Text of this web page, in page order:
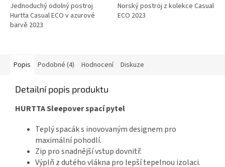
Jednoduchý odolný postroj
Hurtta Casual ECO v azurové
barvě 2023
Norský postroj z kolekce Casual
ECO 2023
Popis Podobné (4) Hodnocení Diskuze
Detailní popis produktu
HURTTA Sleepover spací pytel
Teplý spacák s inovovaným designem pro
maximální pohodlí.
Zip pro snadnější vstup dovnitř.
Výplň z dutého vlákna pro lepší tepelnou izolaci.